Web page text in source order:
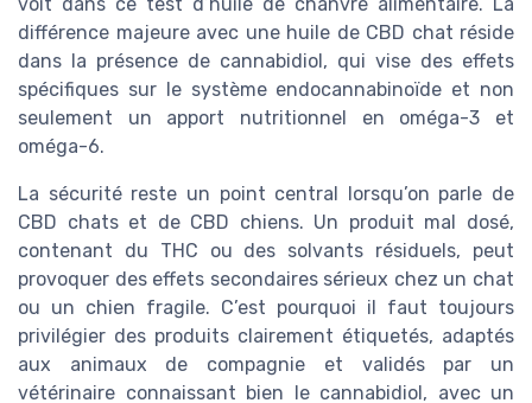
différence majeure avec une huile de CBD chat réside
dans la présence de cannabidiol, qui vise des effets
spécifiques sur le système endocannabinoïde et non
seulement un apport nutritionnel en oméga-3 et
oméga-6.
La sécurité reste un point central lorsqu’on parle de
CBD chats et de CBD chiens. Un produit mal dosé,
contenant du THC ou des solvants résiduels, peut
provoquer des effets secondaires sérieux chez un chat
ou un chien fragile. C’est pourquoi il faut toujours
privilégier des produits clairement étiquetés, adaptés
aux animaux de compagnie et validés par un
vétérinaire connaissant bien le cannabidiol, avec un